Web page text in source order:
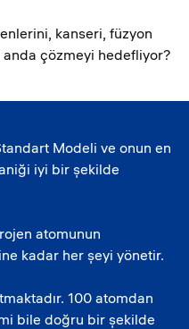
kanseri, füzyon
çözmeyi hedefliyor?
Modeli ve onun en
iyi bir şekilde
atomunun
kadar her şeyi yönetir.
100 atomdan
bile doğru bir şekilde